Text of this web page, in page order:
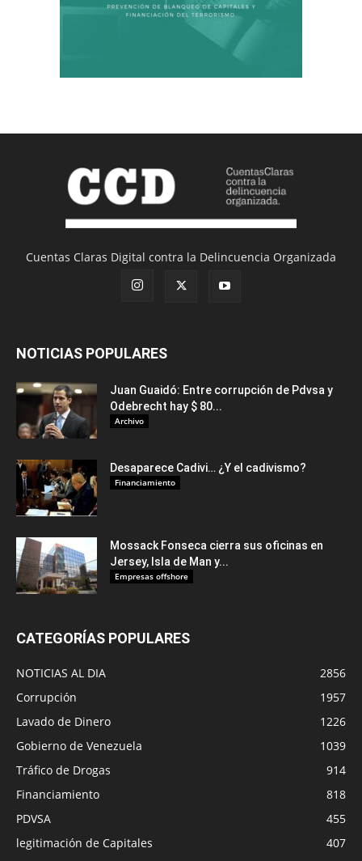
Cuentas Claras Digital contra la Delincuencia Organizada
NOTICIAS POPULARES
Juan Guaidó: Entre corrupción de Pdvsa y
Odebrecht hay $ 80...
Archivo
Desaparece Cadivi… ¿Y el cadivismo?
Financiamiento
Mossack Fonseca cierra sus oficinas en
Jersey, Isla de Man y...
Empresas offshore
CATEGORÍAS POPULARES
NOTICIAS AL DIA
2856
Corrupción
1957
Lavado de Dinero
1226
Gobierno de Venezuela
1039
Tráfico de Drogas
914
Financiamiento
818
PDVSA
455
legitimación de Capitales
407